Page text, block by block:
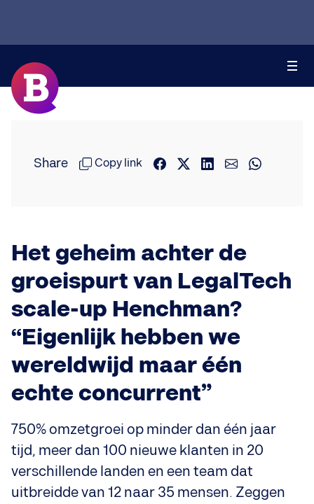
Share Copy link
Het geheim achter de
groeispurt van LegalTech
scale-up Henchman?
“Eigenlijk hebben we
wereldwijd maar één
echte concurrent”
750% omzetgroei op minder dan één jaar
tijd, meer dan 100 nieuwe klanten in 20
verschillende landen en een team dat
uitbreidde van 12 naar 35 mensen. Zeggen